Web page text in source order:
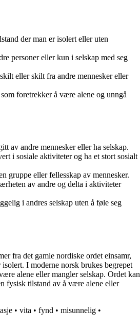
der man er isolert eller uten
personer eller kun i selskap med seg
eller skilt fra andre mennesker eller
foretrekker å være alene og unngå
av andre mennesker eller ha selskap.
i sosiale aktiviteter og ha et stort sosialt
gruppe eller fellesskap av mennesker.
av andre og delta i aktiviteter
i andres selskap uten å føle seg
fra det gamle nordiske ordet einsamr,
I moderne norsk brukes begrepet
alene eller mangler selskap. Ordet kan
fysisk tilstand av å være alene eller
• vita • fynd • misunnelig •